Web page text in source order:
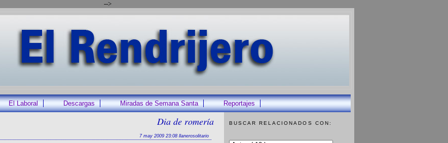
-->
El Laboral Descargas Miradas de Semana Santa Reportajes
Dia de romería
7 may 2009 23:08 llanerosolitario
BUSCAR RELACIONADOS CON: